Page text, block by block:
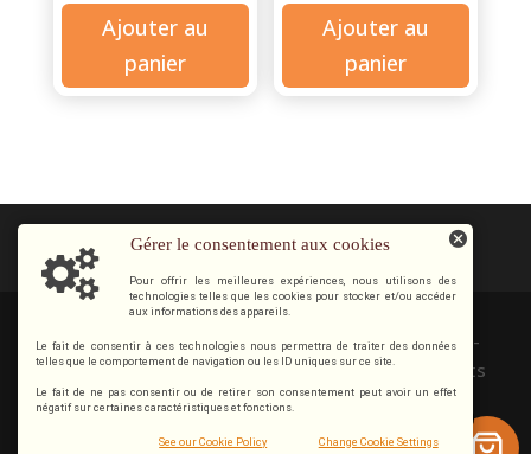
Ajouter au
panier
Ajouter au
panier
Copyright © 2012 / 2026 Cognac & Pineau Guillon-
Painturaud 16130 SEGONZAC | FRANCE. Tous droits
réservés.
L’abus d’alcool est dangereux pour la santé, sachez
Gérer le consentement aux cookies
Pour offrir les meilleures expériences, nous utilisons des
technologies telles que les cookies pour stocker et/ou accéder
aux informations des appareils.
Le fait de consentir à ces technologies nous permettra de traiter des données
telles que le comportement de navigation ou les ID uniques sur ce site.
Le fait de ne pas consentir ou de retirer son consentement peut avoir un effet
négatif sur certaines caractéristiques et fonctions.
See our Cookie Policy Change Cookie Settings